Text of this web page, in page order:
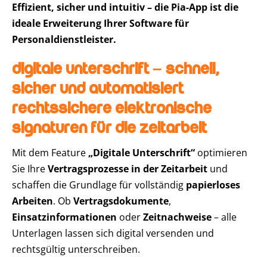
Effizient, sicher und intuitiv – die Pia-App ist die
ideale Erweiterung Ihrer Software für
Personaldienstleister.
Digitale Unterschrift – Schnell,
sicher und automatisiert
Rechtssichere elektronische
Signaturen für die Zeitarbeit
Mit dem Feature „Digitale Unterschrift“ optimieren
Sie IhreVertragsprozesse in der Zeitarbeit und
schaffen die Grundlage für vollständig papierloses
Arbeiten. Ob Vertragsdokumente,
Einsatzinformationen oderZeitnachweise– alle
Unterlagen lassen sich digital versenden und
rechtsgültig unterschreiben.